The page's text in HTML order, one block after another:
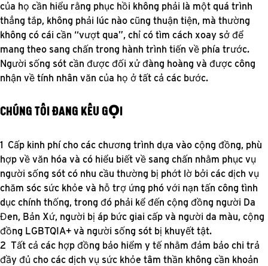
của họ cần hiểu rằng phục hồi không phải là một quá trình
thẳng tắp, không phải lúc nào cũng thuận tiện, mà thường
không có cái cần “vượt qua”, chỉ có tìm cách xoay sở để
mang theo sang chấn trong hành trình tiến về phía trước.
Người sống sót cần được đối xử đàng hoàng và được công
nhận về tính nhân văn của họ ở tất cả các bước.
CHÚNG TÔI ĐANG KÊU GỌI
Cấp kinh phí cho các chương trình dựa vào cộng đồng, phù
hợp về văn hóa và có hiểu biết về sang chấn nhằm phục vụ
người sống sót có nhu cầu thường bị phớt lờ bởi các dịch vụ
chăm sóc sức khỏe và hỗ trợ ứng phó với nạn tấn công tình
dục chính thống, trong đó phải kể đến cộng đồng người Da
Đen, Bản Xứ, người bị áp bức giai cấp và người da màu, cộng
đồng LGBTQIA+ và người sống sót bị khuyết tật.
Tất cả các hợp đồng bảo hiểm y tế nhằm đảm bảo chi trả
đầy đủ cho các dịch vụ sức khỏe tâm thần không cần khoản